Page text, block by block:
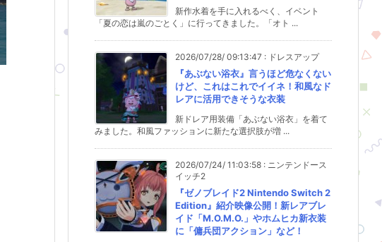
新作水着を手に入れるべく、イベント
「夏の恋は嵐のごとく」に行ってきました。「オト ...
2026/07/28/ 09:13:47 : ドレスアップ
『あぶない浴衣』言うほど危なくない
けど、これはこれでイイネ！和風なド
レアに活用できそうな衣装
新ドレア用装備「あぶない浴衣」を着て
みました。和風ファッションに新たな選択肢が増 ...
2026/07/24/ 11:03:58 : ニンテンドース
イッチ2
『ゼノブレイド2 Nintendo Switch 2
Edition』紹介映像公開！新レアブレ
イド「M.O.M.O.」やホムヒカ新衣装
に「傭兵団アクション」など！